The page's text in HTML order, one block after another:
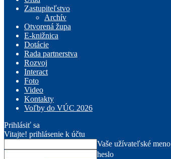
Zastupiteľstvo
Archív
Otvorená župa
E-knižnica
Dotácie
Rada partnerstva
Rozvoj
Interact
Foto
Video
Kontakty
Voľby do VÚC 2026
Prihlásiť sa
Vitajte! prihlásenie k účtu
Vaše užívateľské meno
heslo